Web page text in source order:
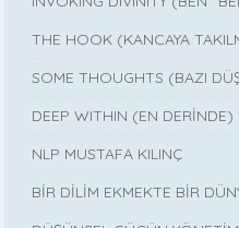
THE HOOK (KANCAYA
SOME THOUGHTS (BAZI
DEEP WITHIN (EN DERİNDE)
NLP MUSTAFA KILINÇ
BİR DİLİM EKMEKTE BİR